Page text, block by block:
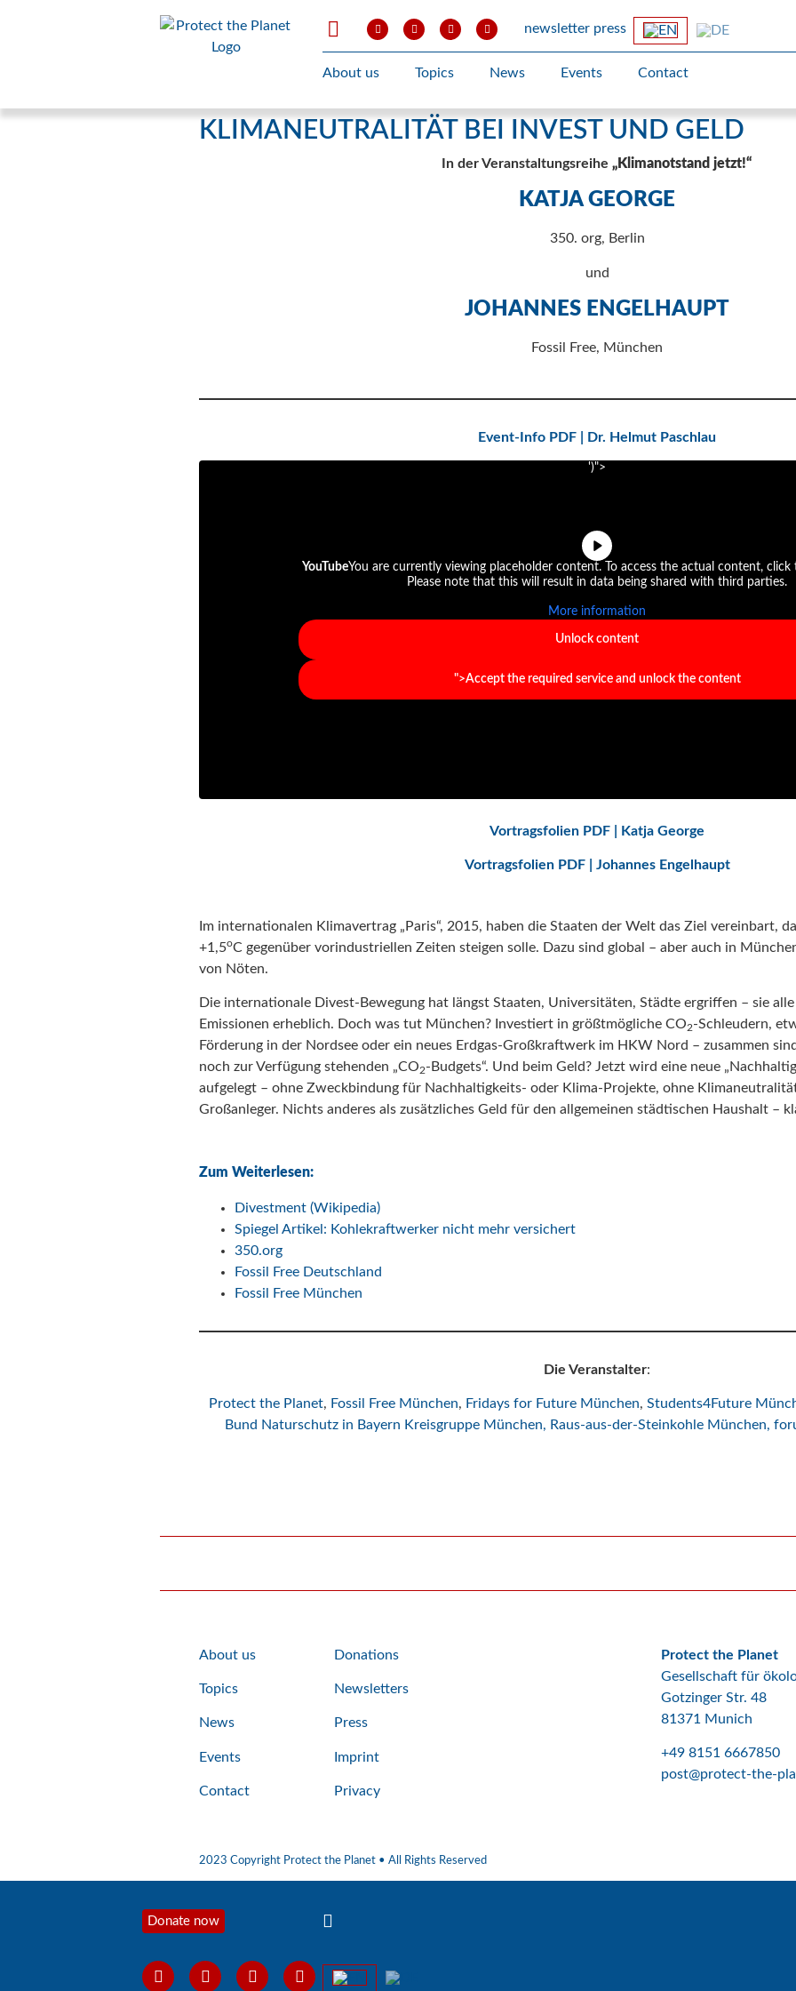
newsletter press
About us Topics News Events Contact
KLIMANEUTRALITÄT BEI INVEST UND GELD
In der Veranstaltungsreihe „Klimanotstand jetzt!“
KATJA GEORGE
350. org, Berlin
und
JOHANNES ENGELHAUPT
Fossil Free, München
Event-Info PDF | Dr. Helmut Paschlau
')">
YouTubeYou are currently viewing placeholder content. To access the actual content,
Please note that this will result in data being shared with third parties.
More information
Unlock content
">Accept the required service and unlock the content
Vortragsfolien PDF | Katja George
Vortragsfolien PDF | Johannes Engelhaupt
Im internationalen Klimavertrag „Paris“, 2015, haben die Staaten der Welt das Ziel vereinbart,
+1,5oC gegenüber vorindustriellen Zeiten steigen solle. Dazu sind global – aber auch in
von Nöten.
Die internationale Divest-Bewegung hat längst Staaten, Universitäten, Städte ergriffen – sie
Emissionen erheblich. Doch was tut München? Investiert in größtmögliche CO2-Schleudern,
Förderung in der Nordsee oder ein neues Erdgas-Großkraftwerk im HKW Nord – zusammen
noch zur Verfügung stehenden „CO2-Budgets“. Und beim Geld? Jetzt wird eine neue
aufgelegt – ohne Zweckbindung für Nachhaltigkeits- oder Klima-Projekte, ohne
Großanleger. Nichts anderes als zusätzliches Geld für den allgemeinen städtischen Haushalt –
Zum Weiterlesen:
Divestment (Wikipedia)
Spiegel Artikel: Kohlekraftwerker nicht mehr versichert
350.org
Fossil Free Deutschland
Fossil Free München
Die Veranstalter:
Protect the Planet, Fossil Free München, Fridays for Future München, Students4Future
Bund Naturschutz in Bayern Kreisgruppe München, Raus-aus-der-Steinkohle München,
About us
Topics
News
Events
Contact
Donations
Newsletters
Press
Imprint
Privacy
Protect the Planet
Gesellschaft für
Gotzinger Str. 48
81371 Munich
+49 8151 6667850
post@protect-the-
2023 Copyright Protect the Planet • All Rights Reserved
Donate now